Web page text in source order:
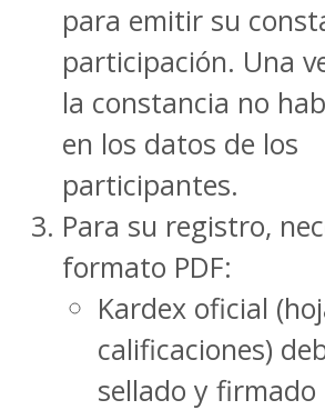
para emitir su
participación. Una
la constancia no
en los datos de los
participantes.
Para su registro,
formato PDF:
Kardex oficial
calificaciones)
sellado y firmado